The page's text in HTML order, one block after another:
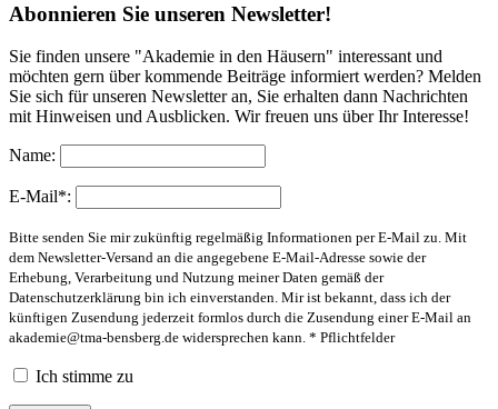
Abonnieren Sie unseren Newsletter!
Sie finden unsere "Akademie in den Häusern" interessant und
möchten gern über kommende Beiträge informiert werden? Melden
Sie sich für unseren Newsletter an, Sie erhalten dann Nachrichten
mit Hinweisen und Ausblicken. Wir freuen uns über Ihr Interesse!
Name:
E-Mail*:
Bitte senden Sie mir zukünftig regelmäßig Informationen per E-Mail zu. Mit
dem Newsletter-Versand an die angegebene E-Mail-Adresse sowie der
Erhebung, Verarbeitung und Nutzung meiner Daten gemäß der
Datenschutzerklärung bin ich einverstanden. Mir ist bekannt, dass ich der
künftigen Zusendung jederzeit formlos durch die Zusendung einer E-Mail an
akademie@tma-bensberg.de widersprechen kann. * Pflichtfelder
Ich stimme zu